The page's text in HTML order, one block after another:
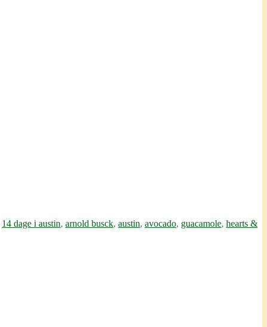
14 dage i austin, arnold busck, austin, avocado, guacamole, hearts &